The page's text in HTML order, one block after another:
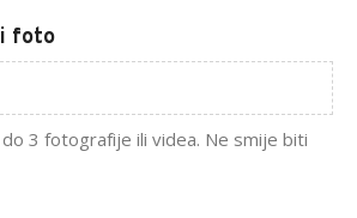
foto
3 fotografije ili videa. Ne smije biti